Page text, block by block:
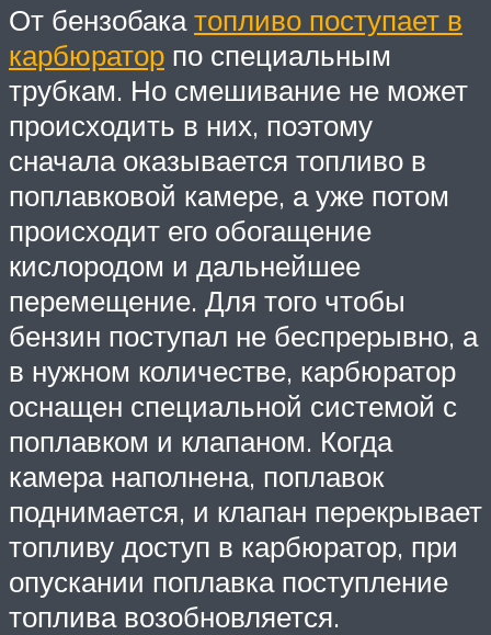
От бензобакатопливо поступает в
карбюратор по специальным
трубкам. Но смешивание не может
происходить в них, поэтому
сначала оказывается топливо в
поплавковой камере, а уже потом
происходит его обогащение
кислородом и дальнейшее
перемещение. Для того чтобы
бензин поступал не беспрерывно, а
в нужном количестве, карбюратор
оснащен специальной системой с
поплавком и клапаном. Когда
камера наполнена, поплавок
поднимается, и клапан перекрывает
топливу доступ в карбюратор, при
опускании поплавка поступление
топлива возобновляется.